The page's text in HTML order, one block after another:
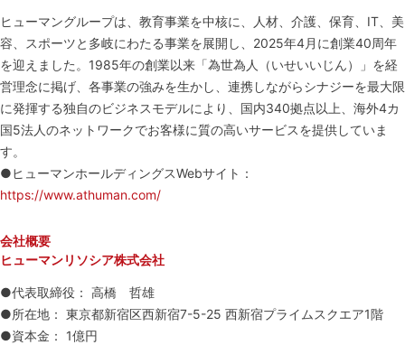
ヒューマングループは、教育事業を中核に、人材、介護、保育、IT、美
容、スポーツと多岐にわたる事業を展開し、2025年4月に創業40周年
を迎えました。1985年の創業以来「為世為人（いせいいじん）」を経
営理念に掲げ、各事業の強みを生かし、連携しながらシナジーを最大限
に発揮する独自のビジネスモデルにより、国内340拠点以上、海外4カ
国5法人のネットワークでお客様に質の高いサービスを提供していま
す。
●ヒューマンホールディングスWebサイト：
https://www.athuman.com/
会社概要
ヒューマンリソシア株式会社
●代表取締役： 高橋 哲雄
●所在地： 東京都新宿区西新宿7-5-25 西新宿プライムスクエア1階
●資本金： 1億円